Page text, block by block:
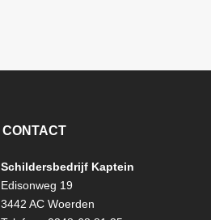
CONTACT
Schildersbedrijf Kaptein
Edisonweg 19
3442 AC Woerden